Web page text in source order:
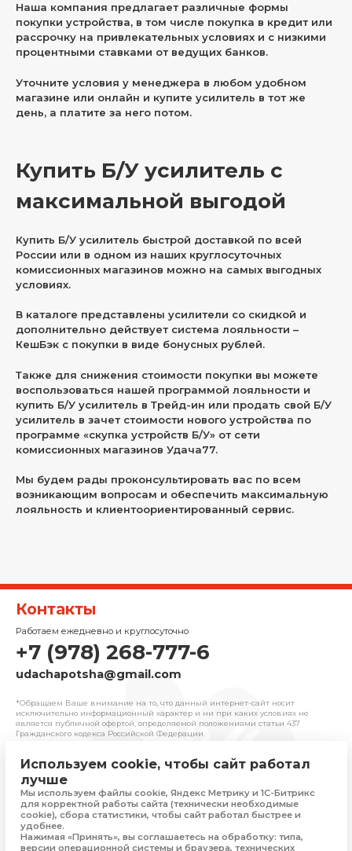
Наша компания предлагает различные формы
покупки устройства, в том числе покупка в кредит или
рассрочку на привлекательных условиях и с низкими
процентными ставками от ведущих банков.
Уточните условия у менеджера в любом удобном
магазине или онлайн и купите усилитель в тот же
день, а платите за него потом.
Купить Б/У усилитель с
максимальной выгодой
Купить Б/У усилитель быстрой доставкой по всей
России или в одном из наших круглосуточных
комиссионных магазинов можно на самых выгодных
условиях.
В каталоге представлены усилители со скидкой и
дополнительно действует система лояльности –
КешБэк с покупки в виде бонусных рублей.
Также для снижения стоимости покупки вы можете
воспользоваться нашей программой лояльности и
купить Б/У усилитель в Трейд-ин или продать свой Б/У
усилитель в зачет стоимости нового устройства по
программе «скупка устройств Б/У» от сети
комиссионных магазинов Удача77.
Мы будем рады проконсультировать вас по всем
возникающим вопросам и обеспечить максимальную
лояльность и клиентоориентированный сервис.
Контакты
Работаем ежедневно и круглосуточно
+7 (978) 268-777-6
udachapotsha@gmail.com
*Обращаем Ваше внимание на то, что данный интернет-сайт носит
исключительно информационный характер и ни при каких условиях не
является публичной офертой, определяемой положениями cтатьи 437
Гражданского кодекса Российской Федерации.
© 2025 «Удача» | Франчайзинговая сеть
Политика конфиденциальности
Присоединяйтесь
Используем cookie, чтобы сайт работал
лучше
Мы используем файлы cookie, Яндекс Метрику и 1С-Битрикс
для корректной работы сайта (технически необходимые
cookie), сбора статистики, чтобы сайт работал быстрее и
удобнее.
Нажимая «Принять», вы соглашаетесь на обработку: типа,
версии операционной системы и браузера, технических